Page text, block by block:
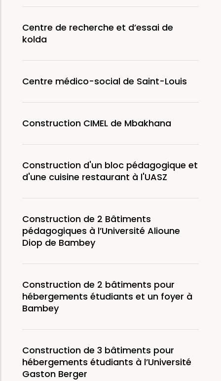
Centre de recherche et d’essai de
kolda
Centre médico-social de Saint-Louis
Construction CIMEL de Mbakhana
Construction d'un bloc pédagogique et
d'une cuisine restaurant à l'UASZ
Construction de 2 Bâtiments
pédagogiques à l’Université Alioune
Diop de Bambey
Construction de 2 bâtiments pour
hébergements étudiants et un foyer à
Bambey
Construction de 3 bâtiments pour
hébergements étudiants à l’Université
Gaston Berger